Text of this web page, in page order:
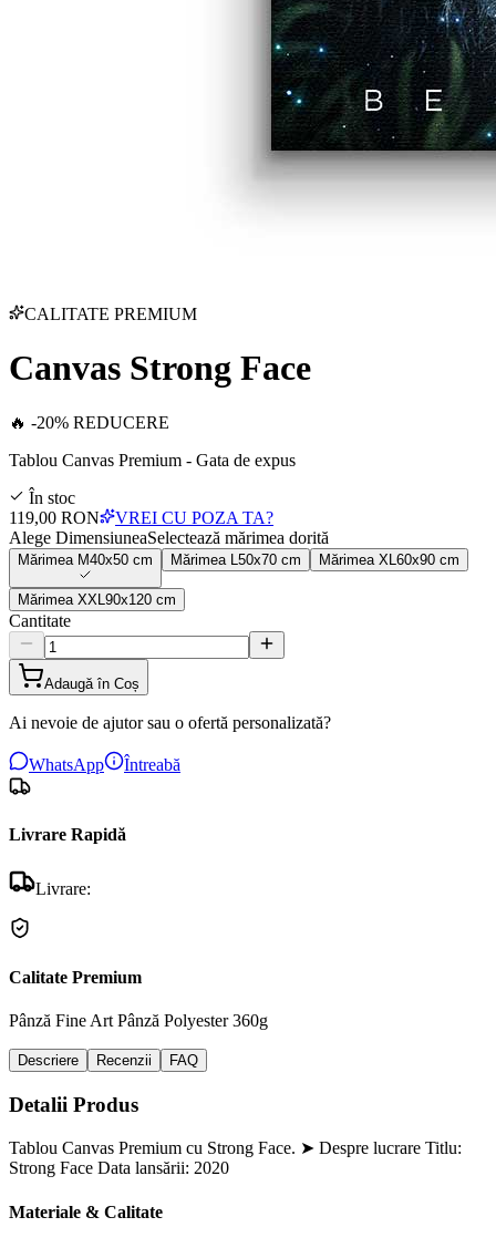
CALITATE PREMIUM
Canvas Strong Face
🔥 -20% REDUCERE
Tablou Canvas Premium - Gata de expus
În stoc
119,00 RON
VREI CU POZA TA?
Alege DimensiuneaSelectează mărimea dorită
Mărimea M40x50 cm Mărimea 50x70 cm Mărimea XL 60x90 cm
Mărimea XXL 90x120 cm
Cantitate
Adaugă în Coș
Ai nevoie de ajutor sau o ofertă personalizată?
WhatsApp Întreabă
Livrare Rapidă
Livrare:
Calitate Premium
Pânză Fine Art Pânză Polyester 360g
Descriere Recenzii FAQ
Detalii Produs
Tablou Canvas Premium cu Strong Face. ➤ Despre lucrare Titlu:
Strong Face Data lansării: 2020
Materiale & Calitate